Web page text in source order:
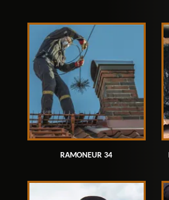
RAMONEUR 34